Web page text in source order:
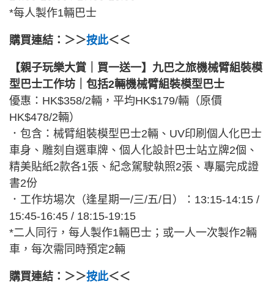
*每人製作1輛巴士
購買連結：＞＞按此＜＜
【親子玩樂大賞｜買一送一】九巴之旅機械臂組裝模
型巴士工作坊｜包括2輛機械臂組裝模型巴士
優惠：HK$358/2輛，平均HK$179/輛（原價
HK$478/2輛）
．包含：械臂組裝模型巴士2輛、UV印刷個人化巴士
車身、雕刻自選車牌、個人化設計巴士站立牌2個、
精美貼紙2款各1張、紀念駕駛執照2張、專屬完成證
書2份
．工作坊場次（逢星期一/三/五/日）：13:15-14:15 /
15:45-16:45 / 18:15-19:15
*二人同行，每人製作1輛巴士；或一人一次製作2輛
車，每次需同時預定2輛
購買連結：＞＞按此＜＜